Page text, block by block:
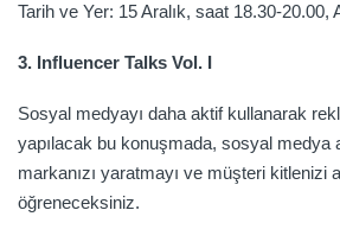
Tarih ve Yer: 15 Aralık, saat 18.30-20.00,
3. Influencer Talks Vol. I
Sosyal medyayı daha aktif kullanarak
yapılacak bu konuşmada, sosyal medya
markanızı yaratmayı ve müşteri kitlenizi
öğreneceksiniz.